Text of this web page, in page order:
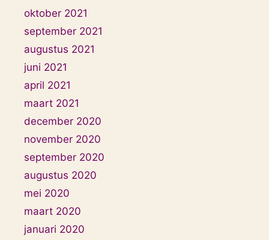
oktober 2021
september 2021
augustus 2021
juni 2021
april 2021
maart 2021
december 2020
november 2020
september 2020
augustus 2020
mei 2020
maart 2020
januari 2020